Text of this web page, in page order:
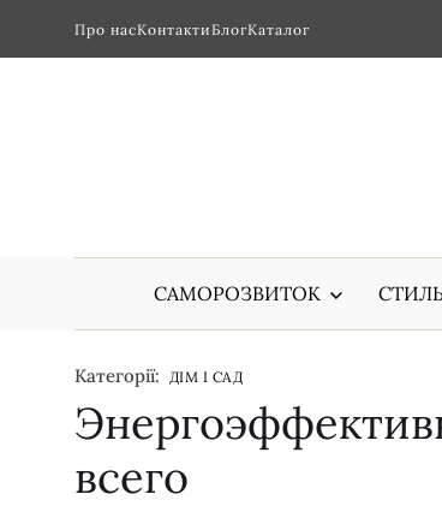
Про насКонтактиБлогКаталог
САМОРОЗВИТОК
Категорії: ДІМ І САД
всего